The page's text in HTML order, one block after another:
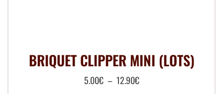
BRIQUET CLIPPER MINI (LOTS)
5.00€ – 12.90€Plage